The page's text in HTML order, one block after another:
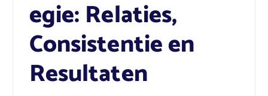
egie: Relaties,
Consistentie en
Resultaten